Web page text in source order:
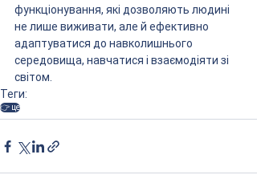
функціонування, які дозволяють людині
не лише виживати, але й ефективно
адаптуватися до навколишнього
середовища, навчатися і взаємодіяти зі
світом.
Теги:
👉 це